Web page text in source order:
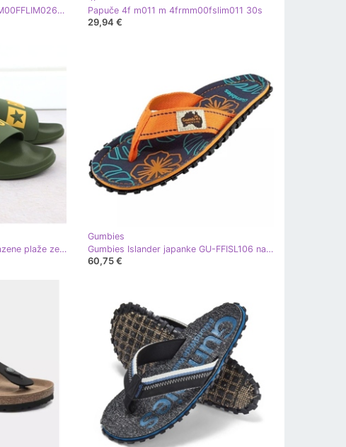
Flip -Flops 4f M026A M 4FM00FFLIM026A 72S
Papuče 4f m011 m 4frmm00fslim011 30s
29,94 €
Big Star Muški flip -flops bazene plaže zelena velika zvijezda ss174360
Gumbies
Gumbies Islander japanke GU-FFISL106 narančasta
60,75 €